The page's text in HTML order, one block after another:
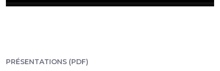
PRÉSENTATIONS (PDF)